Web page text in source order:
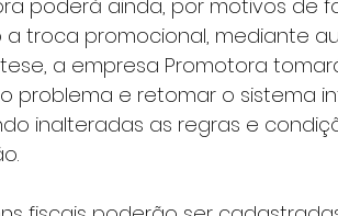
troca promocional, mediante
a empresa Promotora
problema e retomar o sistema
inalteradas as regras e